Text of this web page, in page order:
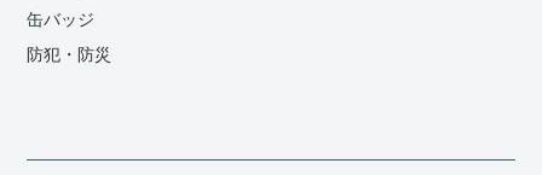
缶バッジ
防犯・防災